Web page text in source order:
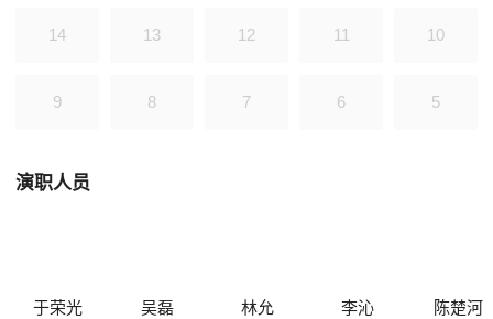
14 13 12 11 10
9 8 7 6 5
演职人员
于荣光 吴磊 林允 李沁 陈楚河